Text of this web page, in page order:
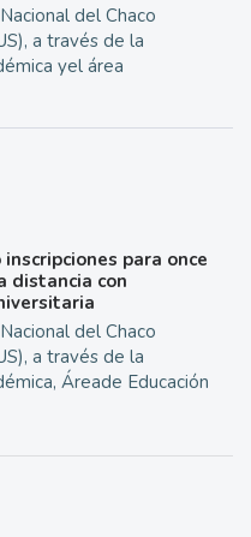
del Chaco
a través de la
yel área
inscripciones para once
distancia con
del Chaco
a través de la
Áreade Educación